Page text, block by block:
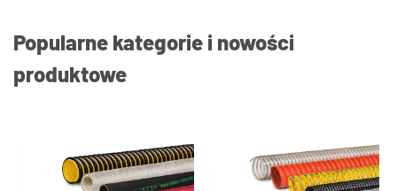
Popularne kategorie i nowości
produktowe